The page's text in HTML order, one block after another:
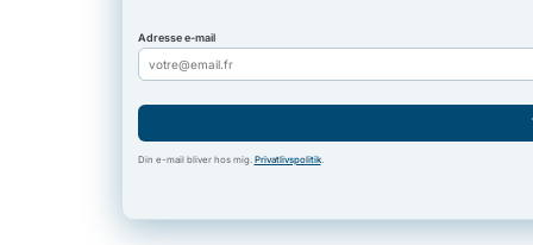
Adresse e-mail
Din e-mail bliver hos mig. Privatlivspolitik.